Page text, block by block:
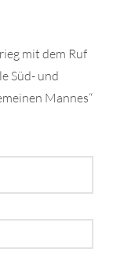
mit dem Ruf
Süd- und
Mannes“